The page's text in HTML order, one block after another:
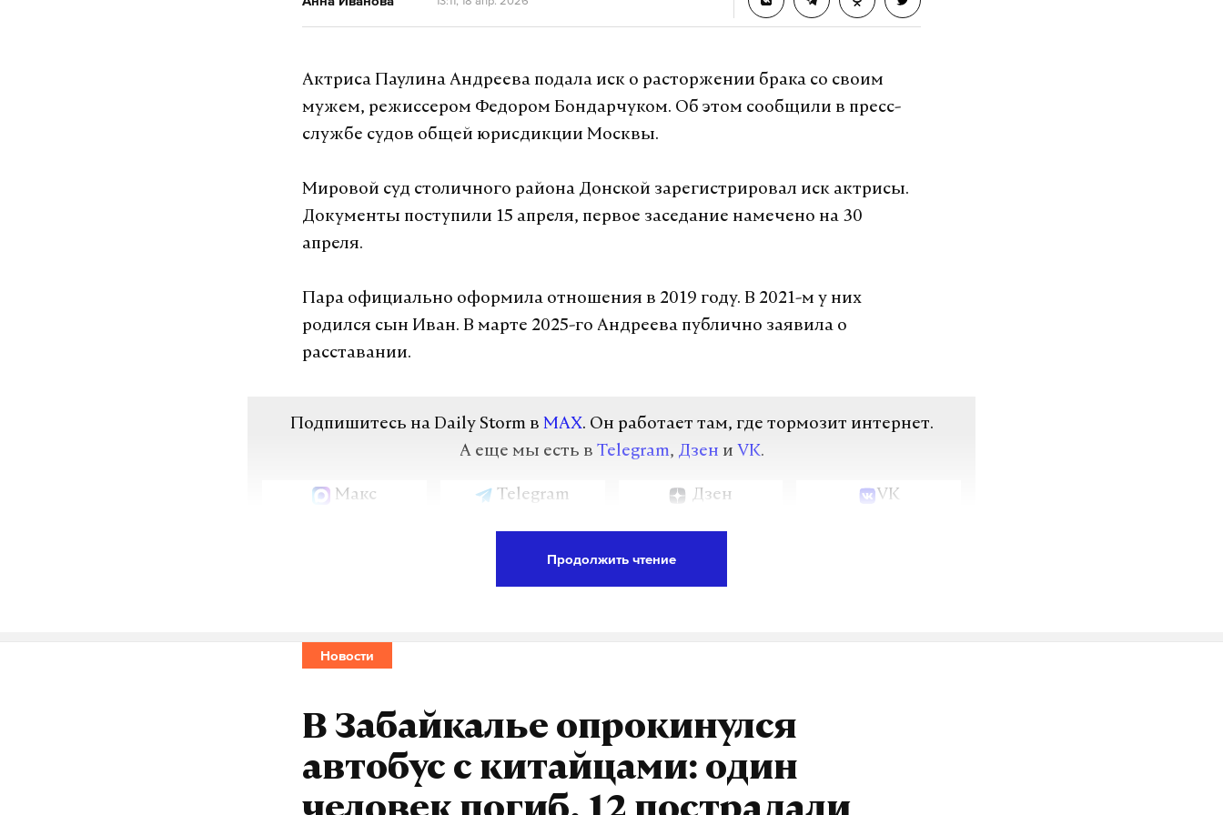
Актриса Паулина Андреева подала иск о расторжении брака со своим
мужем, режиссером Федором Бондарчуком. Об этом сообщили в пресс-
службе судов общей юрисдикции Москвы.
Мировой суд столичного района Донской зарегистрировал иск актрисы.
Документы поступили 15 апреля, первое заседание намечено на 30
апреля.
Пара официально оформила отношения в 2019 году. В 2021-м у них
родился сын Иван. В марте 2025-го Андреева публично заявила о
расставании.
Подпишитесь на Daily Storm в MAX. Он работает там, где тормозит интернет.
А еще мы есть в Telegram, Дзен и VK.
Макс Telegram Дзен VK
федор бондарчук
Анна Иванова
Продолжить чтение
Новости
В Забайкалье опрокинулся
автобус с китайцами: один